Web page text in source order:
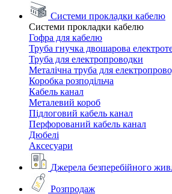
Системи прокладки кабелю
Системи прокладки кабелю
Гофра для кабелю
Труба гнучка двошарова
Труба для електропроводки
Металічна труба для
Коробка розподільча
Кабель канал
Металевий короб
Підлоговий кабель канал
Перфорований кабель канал
Дюбелі
Аксесуари
Джерела безперебійного
Розпродаж